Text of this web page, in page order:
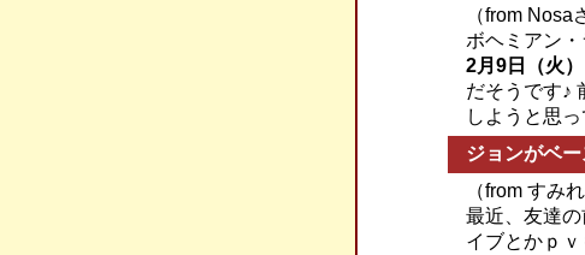
（from Nosa
ボヘミアン
2月9日（火
だそうです♪
しようと思っ
ジョンがベ
（from すみ
最近、友達
イブとかｐ